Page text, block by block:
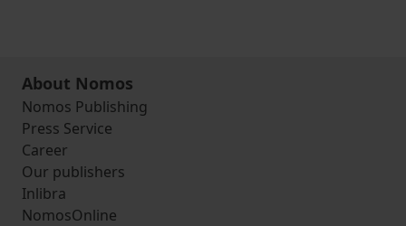
About Nomos
Nomos Publishing
Press Service
Career
Our publishers
Inlibra
NomosOnline